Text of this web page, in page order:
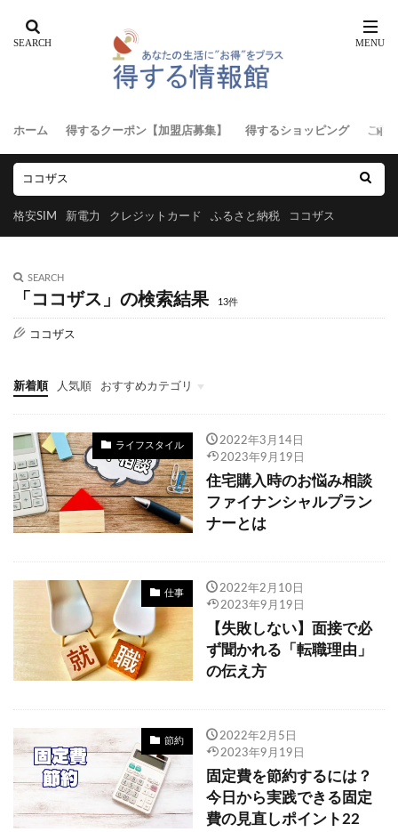
ホーム 得するクーポン【加盟店募集】 得するショッピング ご意
格安SIM 新電力 クレジットカード ふるさと納税 ココザス
SEARCH
「ココザス」の検索結果 13件
ココザス
新着順 人気順 おすすめカテゴリ
格安SIM
クレジットカード
ライフスタイル
2022年3月14日
2023年9月19日
住宅購入時のお悩み相談
ファイナンシャルプラン
ナーとは
仕事
2022年2月10日
2023年9月19日
【失敗しない】面接で必
ず聞かれる「転職理由」
の伝え方
節約
2022年2月5日
2023年9月19日
固定費を節約するには？
今日から実践できる固定
費の見直しポイント22